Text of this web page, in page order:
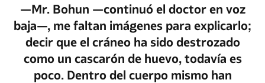
—Mr. Bohun —continuó el doctor en voz
baja—, me faltan imágenes para explicarlo;
decir que el cráneo ha sido destrozado
como un cascarón de huevo, todavía es
poco. Dentro del cuerpo mismo han